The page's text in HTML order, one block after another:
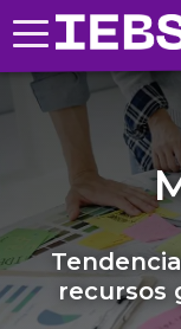
recursos